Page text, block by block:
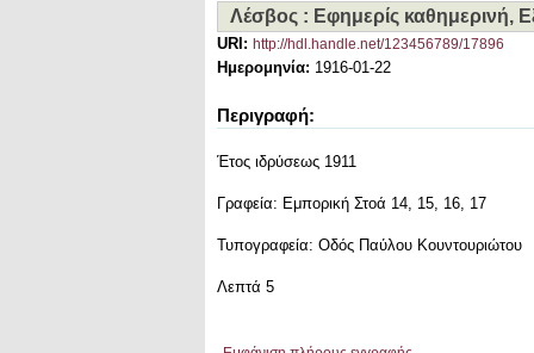
Λέσβος : Eφημερίς καθημερινή,
URI: http://hdl.handle.net/123456789/17896
Ημερομηνία: 1916-01-22
Περιγραφή:
Έτος ιδρύσεως 1911
Γραφεία: Εμπορική Στοά 14, 15, 16, 17
Τυπογραφεία: Οδός Παύλου Κουντουριώτου
Λεπτά 5